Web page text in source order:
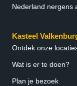
Nederland nergens
Kasteel
Ontdek onze
Wat is er te doen?
Plan je bezoek